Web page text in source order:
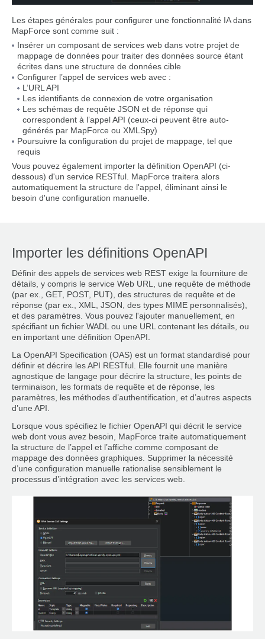
Les étapes générales pour configurer une fonctionnalité IA dans
MapForce sont comme suit :
Insérer un composant de services web dans votre projet de
mappage de données pour traiter des données source étant
écrites dans une structure de données cible
Configurer l’appel de services web avec :
L’URL API
Les identifiants de connexion de votre organisation
Les schémas de requête JSON et de réponse qui
correspondent à l’appel API (ceux-ci peuvent être auto-
générés par MapForce ou XMLSpy)
Poursuivre la configuration du projet de mappage, tel que
requis
Vous pouvez également importer la définition OpenAPI (ci-
dessous) d'un service RESTful. MapForce traitera alors
automatiquement la structure de l'appel, éliminant ainsi le
besoin d'une configuration manuelle.
Importer les définitions OpenAPI
Définir des appels de services web REST exige la fourniture de
détails, y compris le service Web URL, une requête de méthode
(par ex., GET, POST, PUT), des structures de requête et de
réponse (par ex., XML, JSON, des types MIME personnalisés),
et des paramètres. Vous pouvez l'ajouter manuellement, en
spécifiant un fichier WADL ou une URL contenant les détails, ou
en important une définition OpenAPI.
La OpenAPI Specification (OAS) est un format standardisé pour
définir et décrire les API RESTful. Elle fournit une manière
agnostique de langage pour décrire la structure, les points de
terminaison, les formats de requête et de réponse, les
paramètres, les méthodes d’authentification, et d’autres aspects
d’une API.
Lorsque vous spécifiez le fichier OpenAPI qui décrit le service
web dont vous avez besoin, MapForce traite automatiquement
la structure de l’appel et l’affiche comme composant de
mappage des données graphiques. Supprimer la nécessité
d’une configuration manuelle rationalise sensiblement le
processus d’intégration avec les services web.